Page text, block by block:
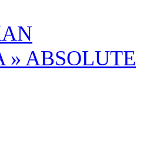
» ABSOLUTE